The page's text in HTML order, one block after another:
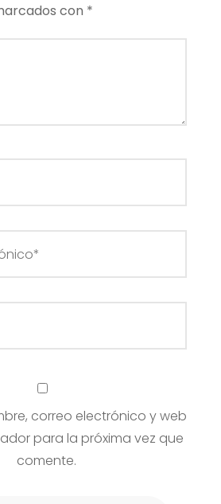
con *
correo electrónico y web
para la próxima vez que
comente.